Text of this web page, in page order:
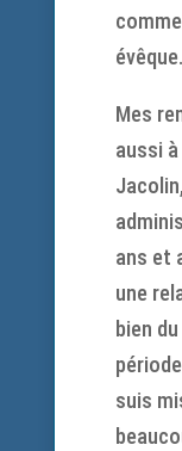
évêque.
Mes
aussi
ans et
une
bien
suis